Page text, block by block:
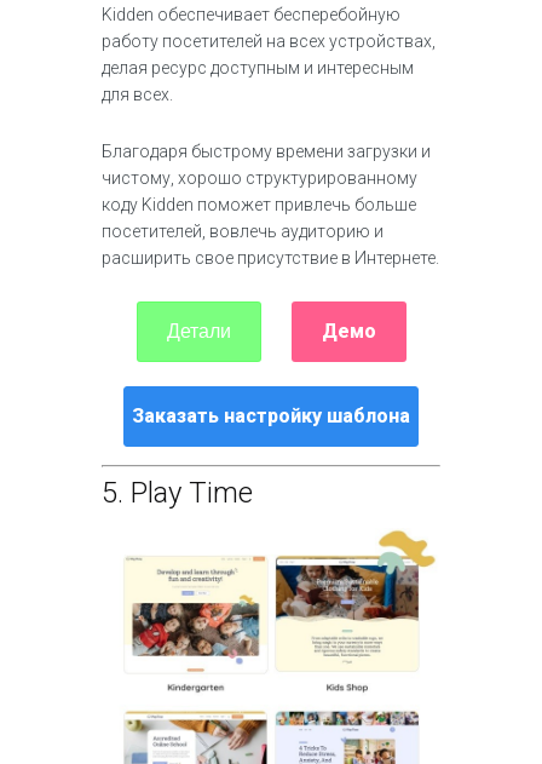
Kidden обеспечивает бесперебойную
работу посетителей на всех устройствах,
делая ресурс доступным и интересным
для всех.
Благодаря быстрому времени загрузки и
чистому, хорошо структурированному
коду Kidden поможет привлечь больше
посетителей, вовлечь аудиторию и
расширить свое присутствие в Интернете.
Детали Демо
Заказать настройку шаблона
5. Play Time